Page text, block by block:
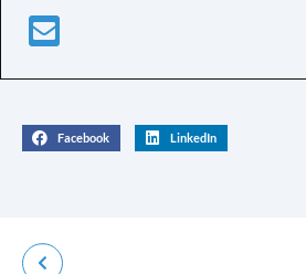
Facebook LinkedIn